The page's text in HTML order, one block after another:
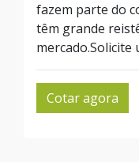
fazem parte do
têm grande
Cotar agora